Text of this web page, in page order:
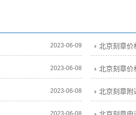
2023-06-09 北京刻章价
2023-06-08
2023-06-08
2023-06-08